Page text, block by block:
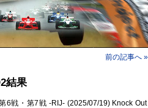
前の記事へ »
結果
6戦・第7戦 -RIJ- (2025/07/19) Knock Out